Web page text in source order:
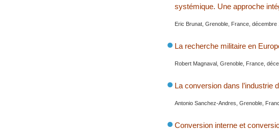
systémique. Une approche
Eric Brunat, Grenoble, France, décembre
La recherche militaire en
Robert Magnaval, Grenoble, France,
La conversion dans l’industrie
Antonio Sanchez-Andres, Grenoble,
Conversion interne et